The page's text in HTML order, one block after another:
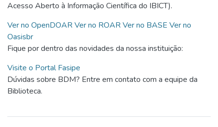
Acesso Aberto à Informação Científica do IBICT).
Ver no OpenDOARVer no ROARVer no BASE Ver no
Oasisbr
Fique por dentro das novidades da nossa instituição:
Visite o Portal Fasipe
Dúvidas sobre BDM? Entre em contato com a equipe da
Biblioteca.